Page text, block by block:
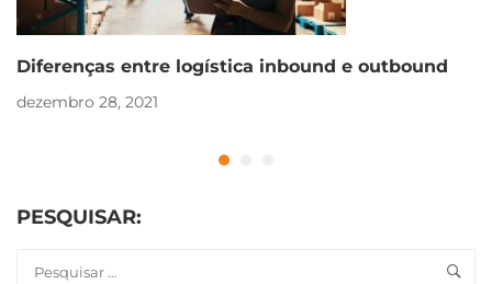
Diferenças entre logística inbound e outbound
dezembro 28, 2021
PESQUISAR: